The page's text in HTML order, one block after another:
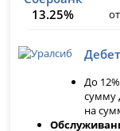
13.25%
До
сумму
на